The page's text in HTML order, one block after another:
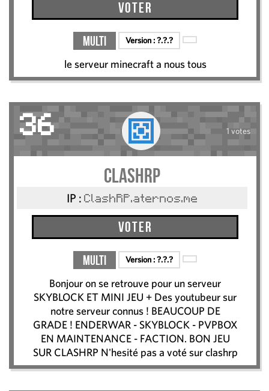
Voter
Multi Version :?.?.?
le serveur minecraft a nous tous
36 1 votes
clashrp
IP : ClashRP.aternos.me
Voter
Multi Version :?.?.?
Bonjour on se retrouve pour un serveur
SKYBLOCK ET MINI JEU + Des youtubeur sur
notre serveur connus ! BEAUCOUP DE
GRADE ! ENDERWAR - SKYBLOCK - PVPBOX
EN MAINTENANCE - FACTION. BON JEU
SUR CLASHRP N'hesité pas a voté sur clashrp